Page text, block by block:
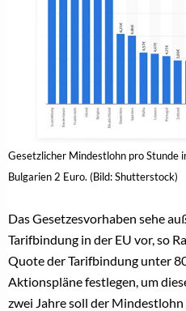
Gesetzlicher Mindestlohn pro Stunde
Bulgarien 2 Euro. (Bild: Shutterstock)
Das Gesetzesvorhaben sehe
Tarifbindung in der EU vor, so
Quote der Tarifbindung unter
Aktionspläne festlegen, um
zwei Jahre soll der